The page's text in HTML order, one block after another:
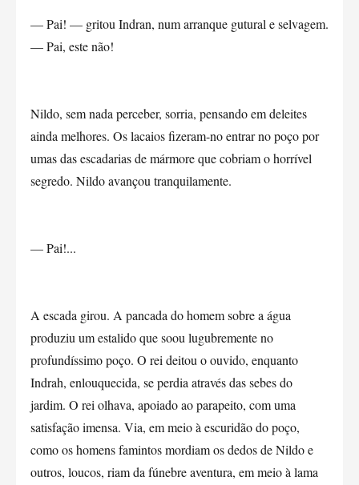
— Pai! — gritou Indran, num arranque gutural e selvagem.
— Pai, este não!
Nildo, sem nada perceber, sorria, pensando em deleites
ainda melhores. Os lacaios fizeram-no entrar no poço por
umas das escadarias de mármore que cobriam o horrível
segredo. Nildo avançou tranquilamente.
— Pai!...
A escada girou. A pancada do homem sobre a água
produziu um estalido que soou lugubremente no
profundíssimo poço. O rei deitou o ouvido, enquanto
Indrah, enlouquecida, se perdia através das sebes do
jardim. O rei olhava, apoiado ao parapeito, com uma
satisfação imensa. Via, em meio à escuridão do poço,
como os homens famintos mordiam os dedos de Nildo e
outros, loucos, riam da fúnebre aventura, em meio à lama